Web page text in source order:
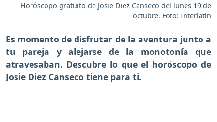
Horóscopo gratuito de Josie Diez Canseco del lunes 19 de
octubre. Foto: Interlatin
Es momento de disfrutar de la aventura junto a
tu pareja y alejarse de la monotonía que
atravesaban. Descubre lo que el horóscopo de
Josie Diez Canseco tiene para ti.